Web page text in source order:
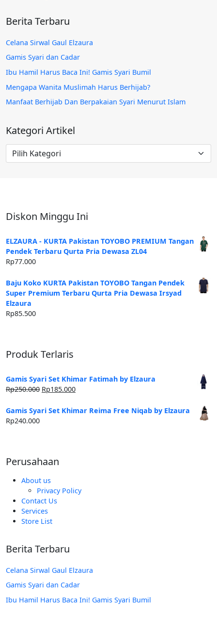
Berita Terbaru
Celana Sirwal Gaul Elzaura
Gamis Syari dan Cadar
Ibu Hamil Harus Baca Ini! Gamis Syari Bumil
Mengapa Wanita Muslimah Harus Berhijab?
Manfaat Berhijab Dan Berpakaian Syari Menurut Islam
Kategori Artikel
Kategori
Artikel
Diskon Minggu Ini
ELZAURA - KURTA Pakistan TOYOBO PREMIUM Tangan
Pendek Terbaru Qurta Pria Dewasa ZL04
Rp77.000
Baju Koko KURTA Pakistan TOYOBO Tangan Pendek
Super Premium Terbaru Qurta Pria Dewasa Irsyad
Elzaura
Rp85.500
Produk Terlaris
Gamis Syari Set Khimar Fatimah by Elzaura
Rp250.000 Harga
adalah:
Rp185.000Harga
ini
Gamis Syari Set Khimar Reima Free Niqab by Elzaura
Rp240.000
Perusahaan
About us
Privacy Policy
Contact Us
Services
Store List
Berita Terbaru
Celana Sirwal Gaul Elzaura
Gamis Syari dan Cadar
Ibu Hamil Harus Baca Ini! Gamis Syari Bumil